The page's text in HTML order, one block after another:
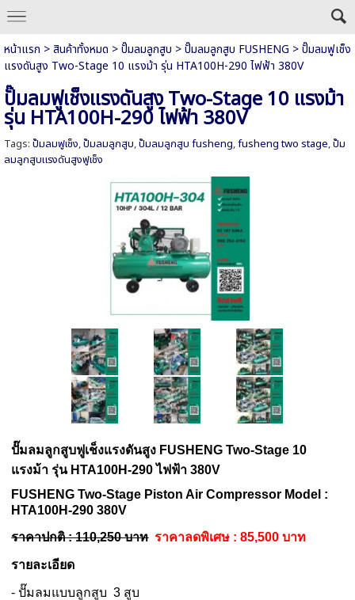
หน้าแรก >สินค้าทั้งหมด >ปั๊มลมลูกสูบ >ปั๊มลมลูกสูบ FUSHENG >ปั๊มลมฟูเช็ง
แรงดันสูง Two-Stage 10 แรงม้า รุ่น HTA100H-290 ไฟฟ้า 380V
ปั๊มลมฟูเช็งแรงดันสูง Two-Stage 10 แรงม้า
รุ่น HTA100H-290 ไฟฟ้า 380V
Tags: ปั๊มลมฟูเช็ง,ปั๊มลมลูกสูบ,ปั๊มลมลูกสูบ fusheng,fusheng two stage,ปั๊ม
ลมลูกสูบแรงดันสูงฟูเช็ง
ปั๊มลมลูกสูบฟูเช็งแรงดันสูง FUSHENGTwo-Stage 10
แรงม้า รุ่น HTA100H-290 ไฟฟ้า 380V
FUSHENGTwo-Stage Piston Air Compressor Model :
HTA100H-290 380V
ราคาปกติ : 110,250 บาท ราคาลดพิเศษ : 85,500 บาท
รายละเอียด
- ปั๊มลมแบบลูกสูบ 3 สูบ